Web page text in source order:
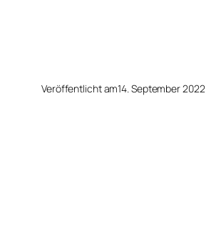
Veröffentlicht am14. September 2022